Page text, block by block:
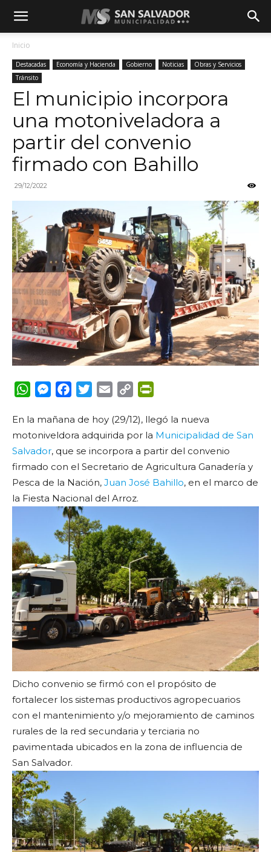
Inicio
Destacadas Economía y Hacienda Gobierno Noticias
Obras y Servicios
Tránsito
El municipio incorpora
una motoniveladora a
partir del convenio
firmado con Bahillo
29/12/2022
WhatsApp
Messenger
FacebookTwitterEmail Copy
En la mañana de hoy (29/12), llegó la nueva
motoniveldora adquirida por la Municipalidad de San
Salvador, que se incorpora a partir del convenio
firmado con el Secretario de Agricultura Ganadería y
Pesca de la Nación, Juan José Bahillo, en el marco de
la Fiesta Nacional del Arroz.
Dicho convenio se firmó con el propósito de
fortalecer los sistemas productivos agropecuarios
con el mantenimiento y/o mejoramiento de caminos
rurales de la red secundaria y terciaria no
pavimentada ubicados en la zona de influencia de
San Salvador.